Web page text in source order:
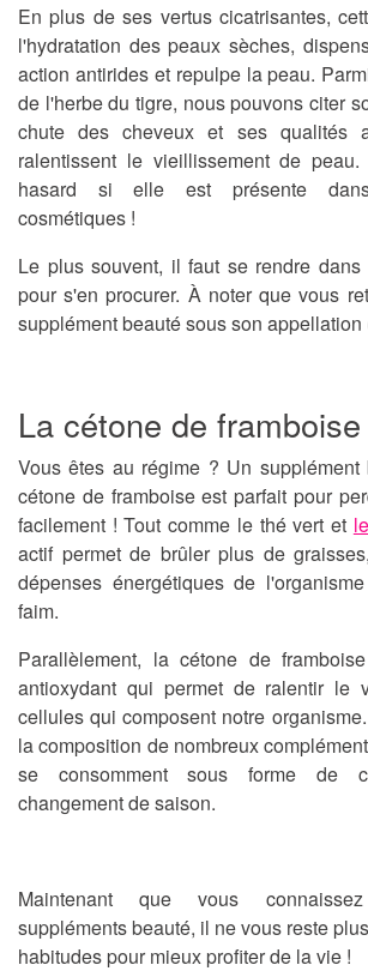
En plus de ses vertus cicatrisantes,
l'hydratation des peaux sèches,
action antirides et repulpe la peau.
de l'herbe du tigre, nous pouvons citer
chute des cheveux et ses qualités
ralentissent le vieillissement de
hasard si elle est présente
cosmétiques !
Le plus souvent, il faut se rendre
pour s'en procurer. À noter que vous
supplément beautésous son appellation
La cétone de framboise
Vous êtes au régime ? Un supplément
cétone de framboise est parfait pour
facilement ! Tout comme le thé vert et
actif permet de brûler plus de
dépenses énergétiques de
faim.
Parallèlement, la cétone de
antioxydant qui permet de ralentir le
cellules qui composent notre
la composition de nombreux
se consomment sous forme de
changement de saison.
Maintenant que vous
suppléments beauté, il ne vous reste
habitudes pour mieux profiter de la vie !